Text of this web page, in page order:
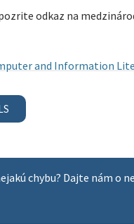
odkaz na
and Information
chybu? Dajte nám o